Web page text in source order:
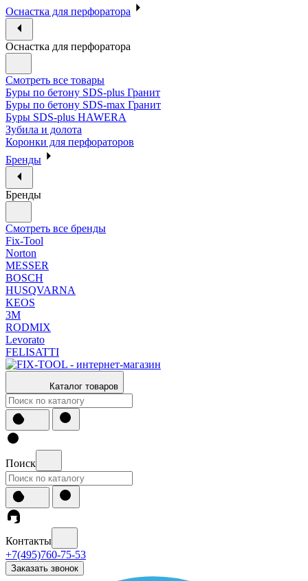
Оснастка для перфоратора
Оснастка для перфоратора
Смотреть все товары
Буры по бетону SDS-plus Гранит
Буры по бетону SDS-max Гранит
Буры SDS-plus HAWERA
Зубила и долота
Коронки для перфораторов
Бренды
Бренды
Смотреть все бренды
Fix-Tool
Norton
MESSER
BOSCH
HUSQVARNA
KEOS
3М
RODMIX
Levorato
FELISATTI
Каталог товаров
Поиск
Контакты
+7(495)760-75-53
Заказать звонок